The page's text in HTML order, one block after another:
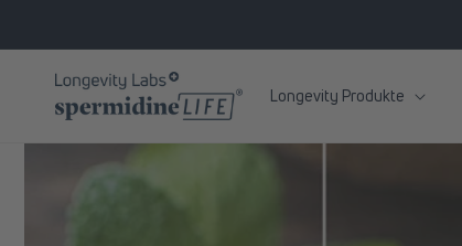
Inhalt
Longevity Produkte